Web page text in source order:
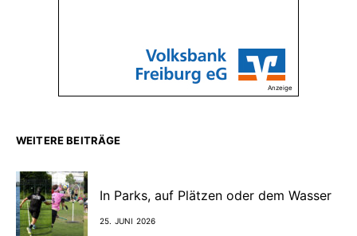
Anzeige
WEITERE BEITRÄGE
In Parks, auf Plätzen oder dem Wasser
25. JUNI 2026